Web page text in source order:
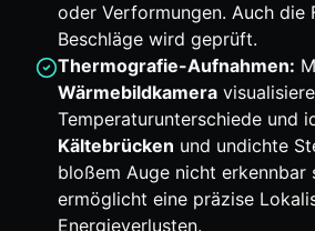
oder Verformungen. Auch die
Beschläge wird geprüft.
Thermografie-Aufnahmen:
Wärmebildkamera
Temperaturunterschiede und
Kältebrücken und undichte
bloßem Auge nicht erkennbar
ermöglicht eine präzise
Energieverlusten.